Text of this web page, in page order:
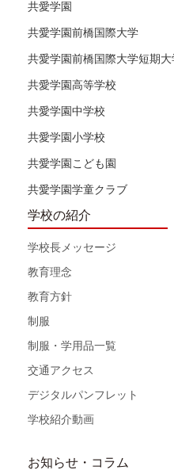
共愛学園
共愛学園前橋国際大学
共愛学園前橋国際大学短期大
共愛学園高等学校
共愛学園中学校
共愛学園小学校
共愛学園こども園
共愛学園学童クラブ
学校の紹介
学校長メッセージ
教育理念
教育方針
制服
制服・学用品一覧
交通アクセス
デジタルパンフレット
学校紹介動画
お知らせ・コラム